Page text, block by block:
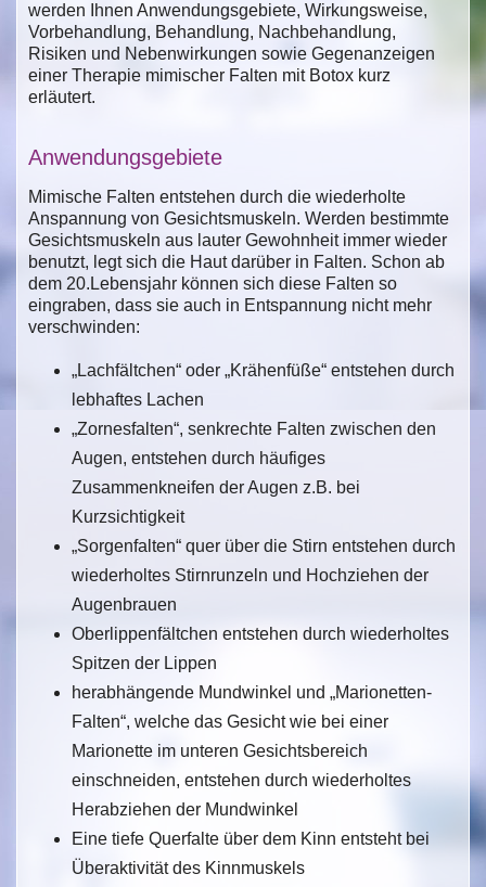
werden Ihnen Anwendungsgebiete, Wirkungsweise,
Vorbehandlung, Behandlung, Nachbehandlung,
Risiken und Nebenwirkungen sowie Gegenanzeigen
einer Therapie mimischer Falten mit Botox kurz
erläutert.
Anwendungsgebiete
Mimische Falten entstehen durch die wiederholte
Anspannung von Gesichtsmuskeln. Werden bestimmte
Gesichtsmuskeln aus lauter Gewohnheit immer wieder
benutzt, legt sich die Haut darüber in Falten. Schon ab
dem 20.Lebensjahr können sich diese Falten so
eingraben, dass sie auch in Entspannung nicht mehr
verschwinden:
„Lachfältchen“ oder „Krähenfüße“ entstehen durch
lebhaftes Lachen
„Zornesfalten“, senkrechte Falten zwischen den
Augen, entstehen durch häufiges
Zusammenkneifen der Augen z.B. bei
Kurzsichtigkeit
„Sorgenfalten“ quer über die Stirn entstehen durch
wiederholtes Stirnrunzeln und Hochziehen der
Augenbrauen
Oberlippenfältchen entstehen durch wiederholtes
Spitzen der Lippen
herabhängende Mundwinkel und „Marionetten-
Falten“, welche das Gesicht wie bei einer
Marionette im unteren Gesichtsbereich
einschneiden, entstehen durch wiederholtes
Herabziehen der Mundwinkel
Eine tiefe Querfalte über dem Kinn entsteht bei
Überaktivität des Kinnmuskels